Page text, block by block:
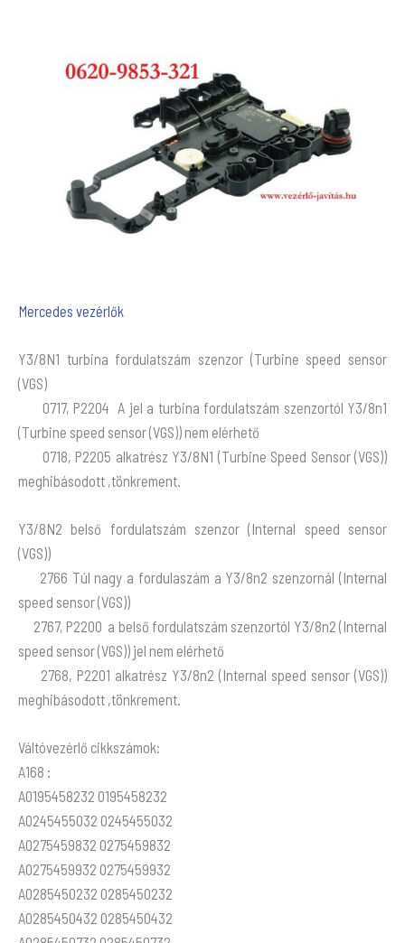
Mercedes vezérlők
Y3/8N1 turbina fordulatszám szenzor (Turbine speed sensor
(VGS)
0717, P2204 A jel a turbina fordulatszám szenzortól Y3/8n1
(Turbine speed sensor (VGS)) nem elérhető
0718, P2205 alkatrész Y3/8N1 (Turbine Speed Sensor (VGS))
meghibásodott ,tönkrement.
Y3/8N2 belső fordulatszám szenzor (Internal speed sensor
(VGS))
2766 Túl nagy a fordulaszám a Y3/8n2 szenzornál (Internal
speed sensor (VGS))
2767, P2200 a belső fordulatszám szenzortól Y3/8n2 (Internal
speed sensor (VGS)) jel nem elérhető
2768, P2201 alkatrész Y3/8n2 (Internal speed sensor (VGS))
meghibásodott ,tönkrement.
Váltóvezérlő cikkszámok:
A168 :
A0195458232 0195458232
A0245455032 0245455032
A0275459832 0275459832
A0275459932 0275459932
A0285450232 0285450232
A0285450432 0285450432